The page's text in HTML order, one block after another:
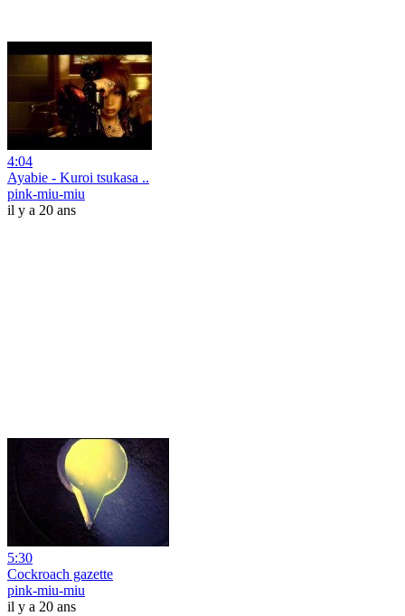
4:04
Ayabie - Kuroi tsukasa ..
pink-miu-miu
il y a 20 ans
5:30
Cockroach gazette
pink-miu-miu
il y a 20 ans